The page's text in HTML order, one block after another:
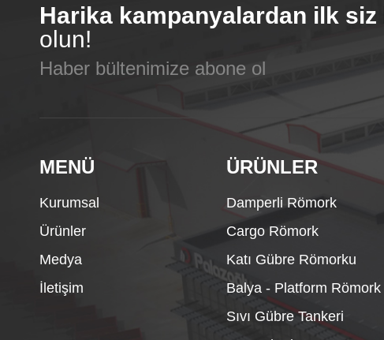
Harika kampanyalardan ilk siz
olun!
Haber bültenimize abone ol
MENÜ
Kurumsal
Ürünler
Medya
İletişim
ÜRÜNLER
Damperli Römork
Cargo Römork
Katı Gübre Römorku
Balya - Platform Römork
Sıvı Gübre Tankeri